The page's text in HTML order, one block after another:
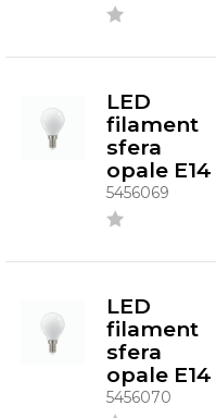
LED
filament
sfera
opale E14
5456069
LED
filament
sfera
opale E14
5456070